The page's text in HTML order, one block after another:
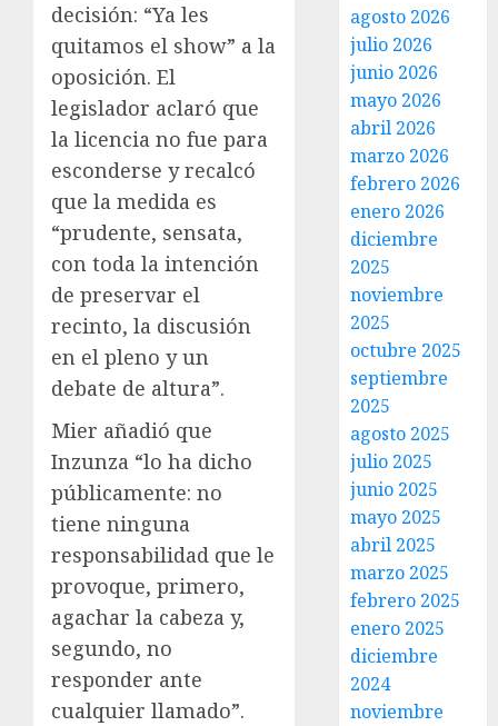
decisión: “Ya les
quitamos el show” a la
oposición. El
legislador aclaró que
la licencia no fue para
esconderse y recalcó
que la medida es
“prudente, sensata,
con toda la intención
de preservar el
recinto, la discusión
en el pleno y un
debate de altura”.
Mier añadió que
Inzunza “lo ha dicho
públicamente: no
tiene ninguna
responsabilidad que le
provoque, primero,
agachar la cabeza y,
segundo, no
responder ante
cualquier llamado”.
agosto 2026
julio 2026
junio 2026
mayo 2026
abril 2026
marzo 2026
febrero 2026
enero 2026
diciembre
2025
noviembre
2025
octubre 2025
septiembre
2025
agosto 2025
julio 2025
junio 2025
mayo 2025
abril 2025
marzo 2025
febrero 2025
enero 2025
diciembre
2024
noviembre